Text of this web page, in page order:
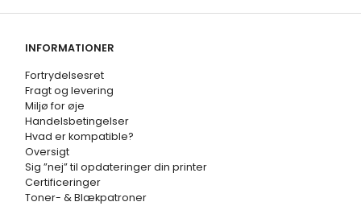
INFORMATIONER
Fortrydelsesret
Fragt og levering
Miljø for øje
Handelsbetingelser
Hvad er kompatible?
Oversigt
Sig ”nej” til opdateringer din printer
Certificeringer
Toner- & Blækpatroner